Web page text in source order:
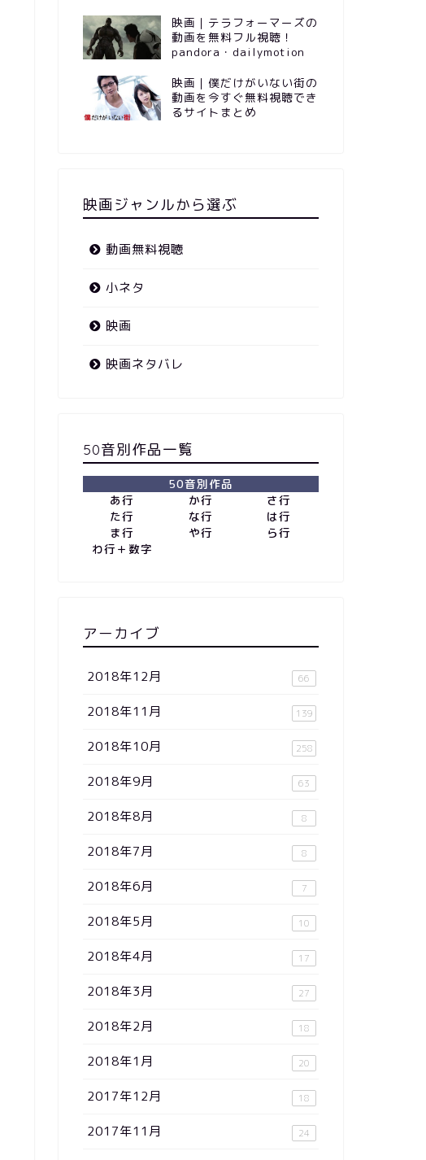
映画｜テラフォーマーズの
動画を無料フル視聴！
pandora・dailymotion
映画｜僕だけがいない街の
動画を今すぐ無料視聴でき
るサイトまとめ
映画ジャンルから選ぶ
動画無料視聴
小ネタ
映画
映画ネタバレ
50音別作品一覧
50音別作品
あ行
か行
さ行
た行
な行
は行
ま行
や行
ら行
わ行＋数字
アーカイブ
2018年12月 66
2018年11月 139
2018年10月 258
2018年9月 63
2018年8月 8
2018年7月 8
2018年6月 7
2018年5月 10
2018年4月 17
2018年3月 27
2018年2月 18
2018年1月 20
2017年12月 18
2017年11月 24